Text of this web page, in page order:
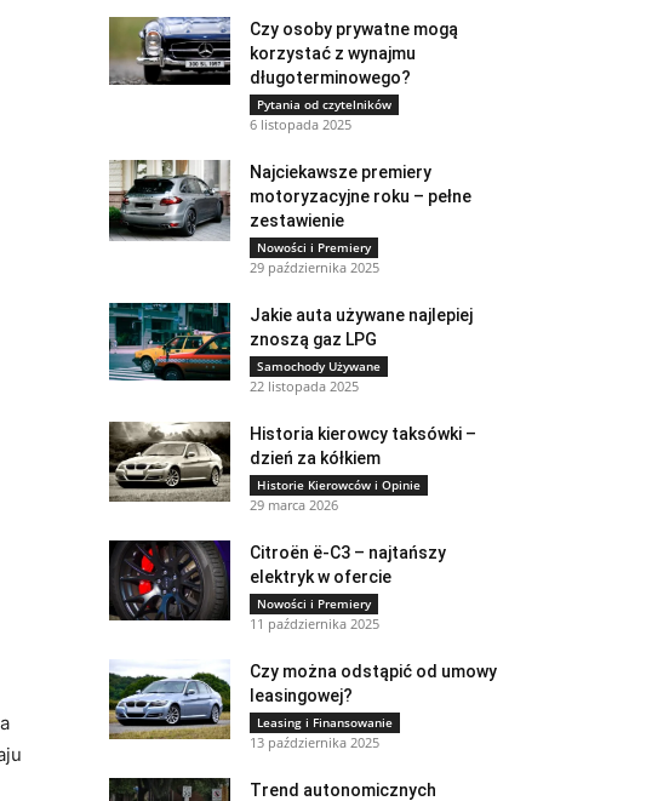
Czy osoby prywatne mogą
korzystać z wynajmu
długoterminowego?
Pytania od czytelników
6 listopada 2025
Najciekawsze premiery
motoryzacyjne roku – pełne
zestawienie
Nowości i Premiery
29 października 2025
Jakie auta używane najlepiej
znoszą gaz LPG
Samochody Używane
22 listopada 2025
Historia kierowcy taksówki –
dzień za kółkiem
Historie Kierowców i Opinie
29 marca 2026
Citroën ë-C3 – najtańszy
elektryk w ofercie
Nowości i Premiery
11 października 2025
Czy można odstąpić od umowy
leasingowej?
Leasing i Finansowanie
13 października 2025
Trend autonomicznych